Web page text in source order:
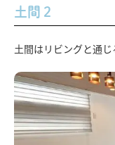
土間２
土間はリビングと通じ